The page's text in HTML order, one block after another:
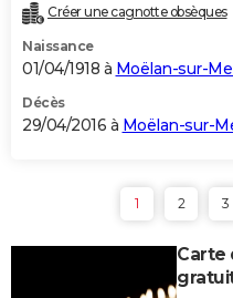
Créer une cagnotte obsèques
Naissance
01/04/1918 à Moëlan-sur-
Décès
29/04/2016 à Moëlan-sur-
1 2 3
Carte